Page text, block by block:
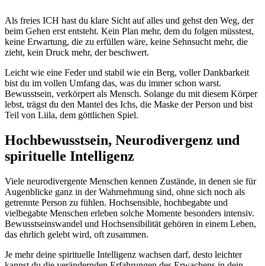
Als freies ICH hast du klare Sicht auf alles und gehst den Weg, der
beim Gehen erst entsteht. Kein Plan mehr, dem du folgen müsstest,
keine Erwartung, die zu erfüllen wäre, keine Sehnsucht mehr, die
zieht, kein Druck mehr, der beschwert.
Leicht wie eine Feder und stabil wie ein Berg, voller Dankbarkeit
bist du im vollen Umfang das, was du immer schon warst.
Bewusstsein, verkörpert als Mensch. Solange du mit diesem Körper
lebst, trägst du den Mantel des Ichs, die Maske der Person und bist
Teil von Liila, dem göttlichen Spiel.
Hochbewusstsein, Neurodivergenz und
spirituelle Intelligenz
Viele neurodivergente Menschen kennen Zustände, in denen sie für
Augenblicke ganz in der Wahrnehmung sind, ohne sich noch als
getrennte Person zu fühlen. Hochsensible, hochbegabte und
vielbegabte Menschen erleben solche Momente besonders intensiv.
Bewusstseinswandel und Hochsensibilität gehören in einem Leben,
das ehrlich gelebt wird, oft zusammen.
Je mehr deine spirituelle Intelligenz wachsen darf, desto leichter